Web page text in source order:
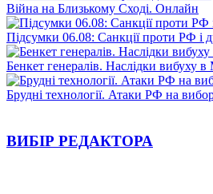
Війна на Близькому Сході. Онлайн
Підсумки 06.08: Санкції проти РФ і
Бенкет генералів. Наслідки вибуху в
Брудні технології. Атаки РФ на
ВИБІР РЕДАКТОРА